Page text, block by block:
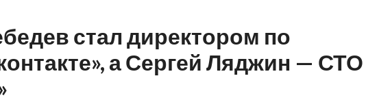
стал директором по
а Сергей Ляджин — СТО